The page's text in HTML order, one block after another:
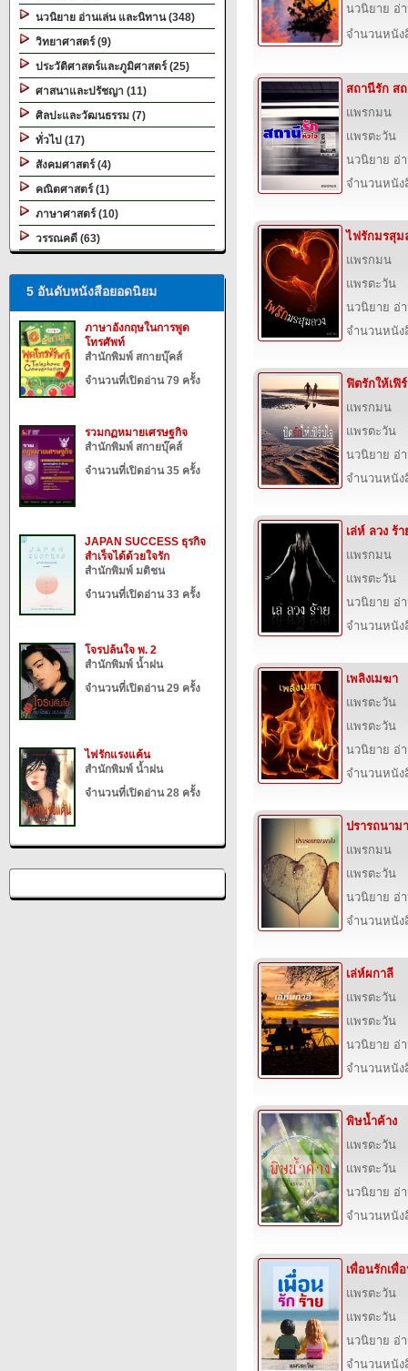
นวนิยาย อ่านเล่น และนิทาน (348)
วิทยาศาสตร์ (9)
ประวัติศาสตร์และภูมิศาสตร์ (25)
ศาสนาและปรัชญา (11)
ศิลปะและวัฒนธรรม (7)
ทั่วไป (17)
สังคมศาสตร์ (4)
คณิตศาสตร์ (1)
ภาษาศาสตร์ (10)
วรรณคดี (63)
5 อันดับหนังสือยอดนิยม
ภาษาอังกฤษในการพูด
โทรศัพท์
สำนักพิมพ์ สกายบุ๊คส์
จำนวนที่เปิดอ่าน 79 ครั้ง
รวมกฏหมายเศรษฐกิจ
สำนักพิมพ์ สกายบุ๊คส์
จำนวนที่เปิดอ่าน 35 ครั้ง
JAPAN SUCCESS ธุรกิจ
สำเร็จได้ด้วยใจรัก
สำนักพิมพ์ มติชน
จำนวนที่เปิดอ่าน 33 ครั้ง
โจรปล้นใจ พ. 2
สำนักพิมพ์ น้ำฝน
จำนวนที่เปิดอ่าน 29 ครั้ง
ไฟรักแรงแค้น
สำนักพิมพ์ น้ำฝน
จำนวนที่เปิดอ่าน 28 ครั้ง
นวนิยาย อ่
จำนวนหนัง
สถานีรัก ส
แพรกมน
แพรตะวัน
นวนิยาย อ่
จำนวนหนัง
ไฟรักมรสุม
แพรกมน
แพรตะวัน
นวนิยาย อ่
จำนวนหนัง
ฟิตรักให้เฟิ
แพรกมน
แพรตะวัน
นวนิยาย อ่
จำนวนหนัง
เล่ห์ ลวง ร้า
แพรกมน
แพรตะวัน
นวนิยาย อ่
จำนวนหนัง
เพลิงเมฆา
แพรตะวัน
แพรตะวัน
นวนิยาย อ่
จำนวนหนัง
ปรารถนาม
แพรกมน
แพรตะวัน
นวนิยาย อ่
จำนวนหนัง
เล่ห์ผกาลี
แพรตะวัน
แพรตะวัน
นวนิยาย อ่
จำนวนหนัง
พิษน้ำค้าง
แพรตะวัน
แพรตะวัน
นวนิยาย อ่
จำนวนหนัง
เพื่อนรักเพื่
แพรตะวัน
แพรตะวัน
นวนิยาย อ่
จำนวนหนัง